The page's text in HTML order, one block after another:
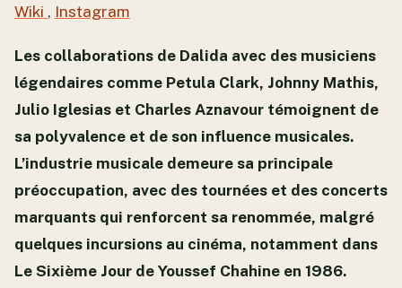
Wiki , Instagram
Les collaborations de Dalida avec des musiciens
légendaires comme Petula Clark, Johnny Mathis,
Julio Iglesias et Charles Aznavour témoignent de
sa polyvalence et de son influence musicales.
L’industrie musicale demeure sa principale
préoccupation, avec des tournées et des concerts
marquants qui renforcent sa renommée, malgré
quelques incursions au cinéma, notamment dans
Le Sixième Jour de Youssef Chahine en 1986.